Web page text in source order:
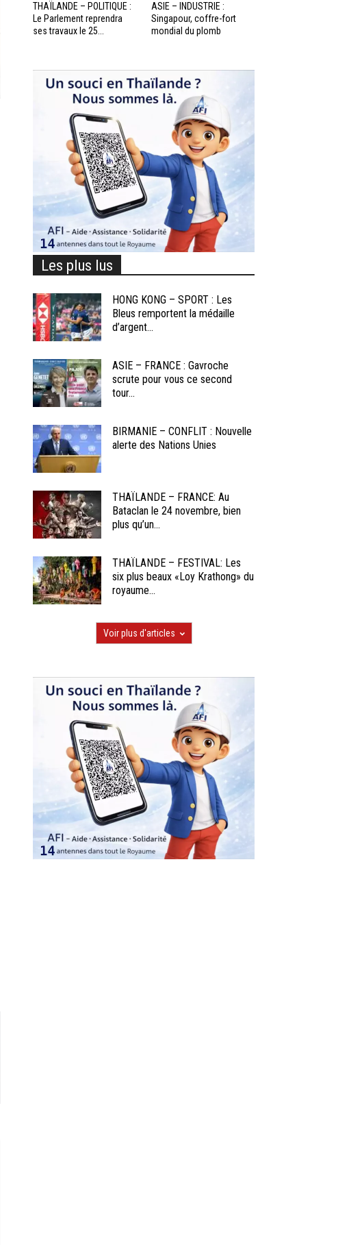
THAÏLANDE – POLITIQUE :
Le Parlement reprendra
ses travaux le 25...
ASIE – INDUSTRIE :
Singapour, coffre-fort
mondial du plomb
Les plus lus
HONG KONG – SPORT : Les
Bleus remportent la médaille
d’argent...
ASIE – FRANCE : Gavroche
scrute pour vous ce second
tour...
BIRMANIE – CONFLIT : Nouvelle
alerte des Nations Unies
THAÏLANDE – FRANCE: Au
Bataclan le 24 novembre, bien
plus qu’un...
THAÏLANDE – FESTIVAL: Les
six plus beaux «Loy Krathong» du
royaume...
Voir plus d'articles